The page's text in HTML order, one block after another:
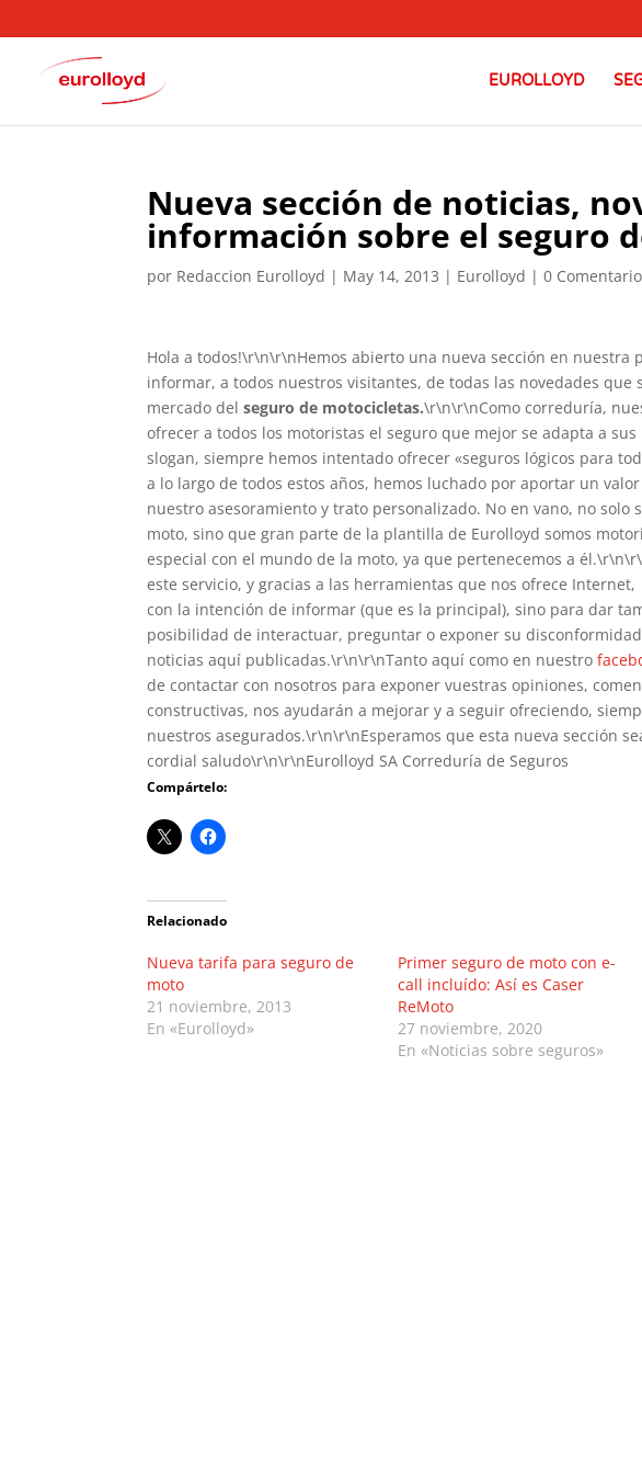
EUROLLOYD
Nueva sección de noticias,
información sobre el seguro
por Redaccion Eurolloyd | May 14, 2013 | Eurolloyd |0
Hola a todos!\r\n\r\nHemos abierto una nueva sección en nuestra
informar, a todos nuestros visitantes, de todas las novedades que
mercado delseguro de motocicletas.\r\n\r\nComo correduría,
ofrecer a todos los motoristas el seguro que mejor se adapta a
slogan, siempre hemos intentado ofrecer «seguros lógicos para
a lo largo de todos estos años, hemos luchado por aportar un
nuestro asesoramiento y trato personalizado. No en vano, no solo
moto, sino que gran parte de la plantilla de Eurolloyd somos
especial con el mundo de la moto, ya que pertenecemos a
este servicio, y gracias a las herramientas que nos ofrece
con la intención de informar (que es la principal), sino para dar
posibilidad de interactuar, preguntar o exponer su
noticias aquí publicadas.\r\n\r\nTanto aquí como en nuestro
de contactar con nosotros para exponer vuestras opiniones,
constructivas, nos ayudarán a mejorar y a seguir ofreciendo,
nuestros asegurados.\r\n\r\nEsperamos que esta nueva sección
cordial saludo\r\n\r\nEurolloyd SA Correduría de Seguros
Compártelo:
Relacionado
Nueva tarifa para seguro de
moto
21 noviembre, 2013
En «Eurolloyd»
Primer seguro de moto con e-
call incluído: Así es Caser
ReMoto
27 noviembre, 2020
En «Noticias sobre seguros»